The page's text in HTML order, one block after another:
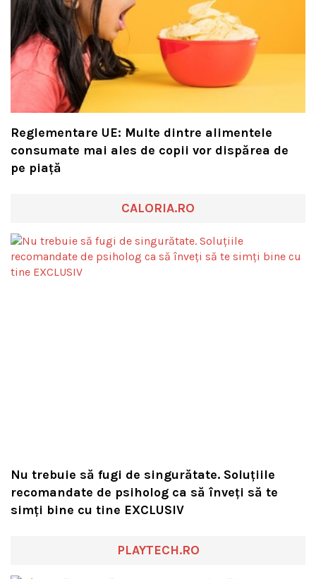
Reglementare UE: Multe dintre alimentele
consumate mai ales de copii vor dispărea de
pe piață
CALORIA.RO
Nu trebuie să fugi de singurătate. Soluțiile
recomandate de psiholog ca să înveți să te
simți bine cu tine EXCLUSIV
PLAYTECH.RO